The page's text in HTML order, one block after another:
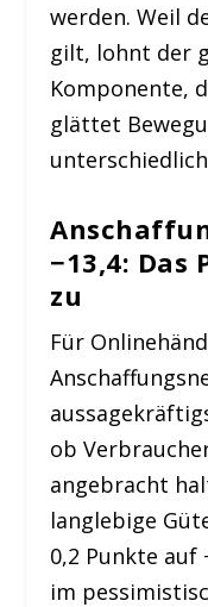
werden. Weil
gilt, lohnt der
Komponente,
glättet
−13,4:
zu
Für
ob
angebracht
langlebige
0,2 Punkte
im